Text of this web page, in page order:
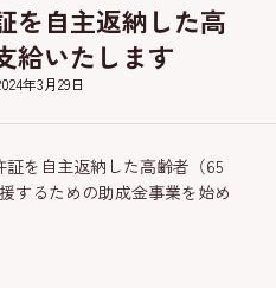
を自主返納した高
給いたします
年3月29日
を自主返納した高齢者（65
するための助成金事業を始め